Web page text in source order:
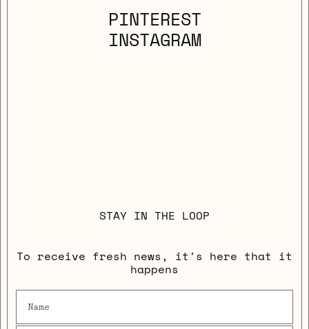
PINTEREST
INSTAGRAM
STAY IN THE LOOP
To receive fresh news, it's here that it
happens